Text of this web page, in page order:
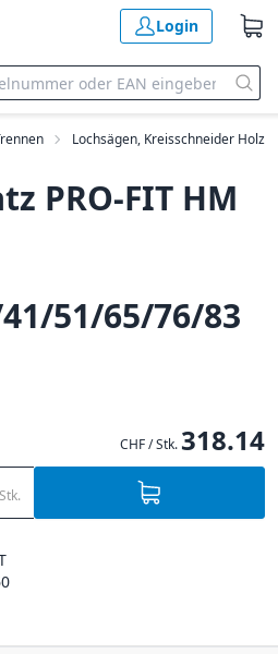
Login
Lochsägen, Kreisschneider Holz
PRO-FIT HM
51/65/76/83
CHF / Stk. 318.14
Stk.